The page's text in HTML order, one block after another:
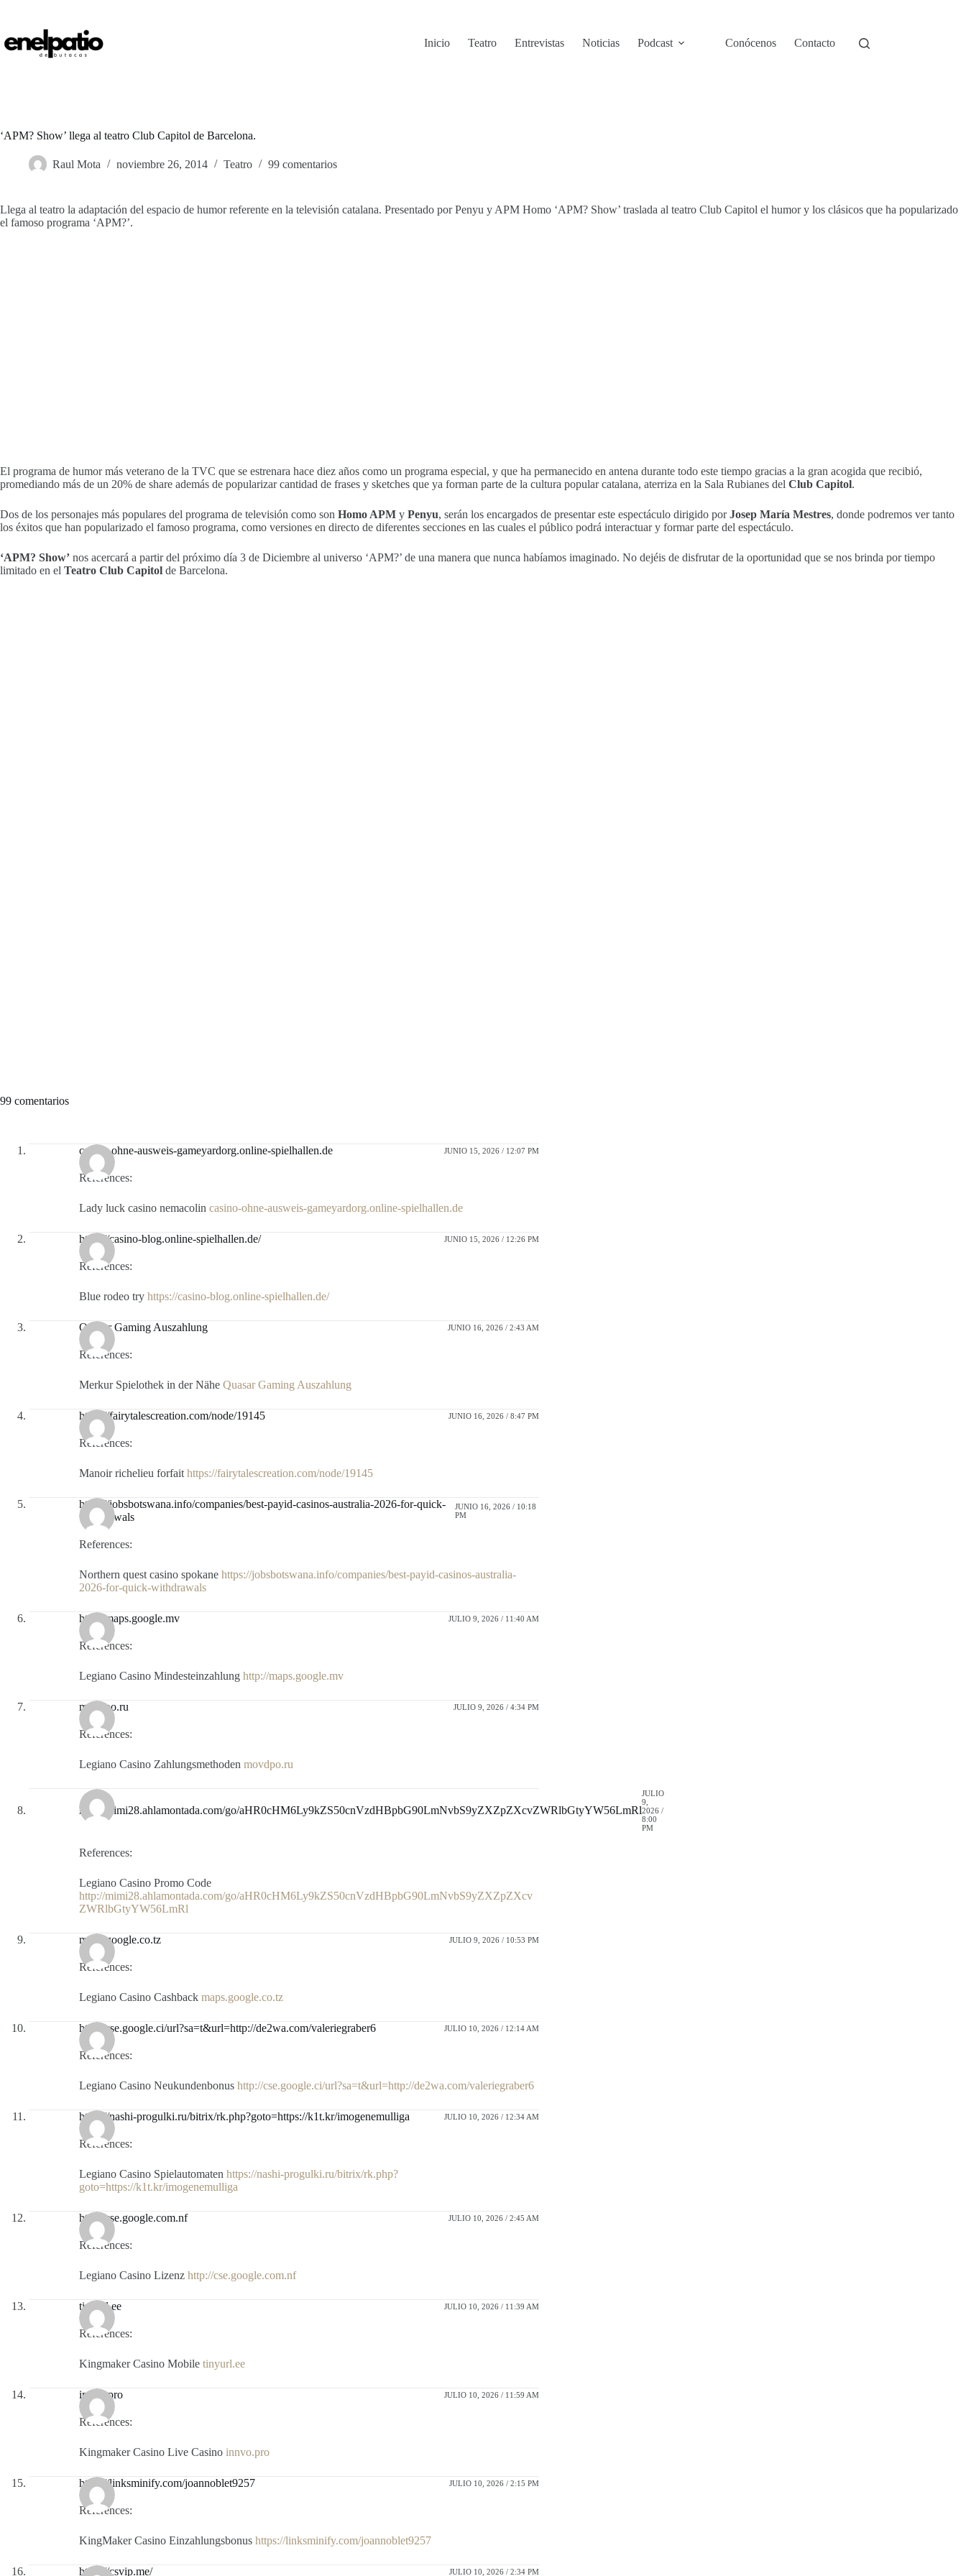
contenido
Inicio
Teatro Entrevistas Noticias Podcast Conócenos Contacto
‘APM? Show’ llega al teatro Club Capitol de Barcelona.
Raul Mota noviembre 26, 2014 Teatro 99 comentarios
Llega al teatro la adaptación del espacio de humor referente en la televisión catalana. Presentado por Penyu y APM Homo ‘APM? Show’ traslada al teatro Club Capitol el humor y los clásicos que ha popularizado
el famoso programa ‘APM?’.
El programa de humor más veterano de la TVC que se estrenara hace diez años como un programa especial, y que ha permanecido en antena durante todo este tiempo gracias a la gran acogida que recibió,
promediando más de un 20% de share además de popularizar cantidad de frases y sketches que ya forman parte de la cultura popular catalana, aterriza en la Sala Rubianes del Club Capitol.
Dos de los personajes más populares del programa de televisión como son Homo APM y Penyu, serán los encargados de presentar este espectáculo dirigido porJosep María Mestres, donde podremos ver tanto
los éxitos que han popularizado el famoso programa, como versiones en directo de diferentes secciones en las cuales el público podrá interactuar y formar parte del espectáculo.
‘APM? Show’ nos acercará a partir del próximo día 3 de Diciembre al universo ‘APM?’ de una manera que nunca habíamos imaginado. No dejéis de disfrutar de la oportunidad que se nos brinda por tiempo
limitado en el Teatro Club Capitol de Barcelona.
99 comentarios
casino-ohne-ausweis-gameyardorg.online-spielhallen.de JUNIO 15, 2026 / 12:07 PM
References:
Lady luck casino nemacolin casino-ohne-ausweis-gameyardorg.online-spielhallen.de
https://casino-blog.online-spielhallen.de/ JUNIO 15, 2026 / 12:26 PM
References:
Blue rodeo try https://casino-blog.online-spielhallen.de/
Quasar Gaming Auszahlung JUNIO 16, 2026 / 2:43 AM
References:
Merkur Spielothek in der Nähe Quasar Gaming Auszahlung
https://fairytalescreation.com/node/19145 JUNIO 16, 2026 / 8:47 PM
References:
Manoir richelieu forfait https://fairytalescreation.com/node/19145
https://jobsbotswana.info/companies/best-payid-casinos-australia-2026-for-quick-
withdrawals
JUNIO 16, 2026 / 10:18
PM
References:
Northern quest casino spokane https://jobsbotswana.info/companies/best-payid-casinos-australia-
2026-for-quick-withdrawals
http://maps.google.mv JULIO 9, 2026 / 11:40 AM
References:
Legiano Casino Mindesteinzahlung http://maps.google.mv
movdpo.ru JULIO 9, 2026 / 4:34 PM
References:
Legiano Casino Zahlungsmethoden movdpo.ru
http://mimi28.ahlamontada.com/go/aHR0cHM6Ly9kZS50cnVzdHBpbG90LmNvbS9yZXZpZXcvZWRlbGtyYW56LmRl
JULIO
9,
2026 /
8:00
PM
References:
Legiano Casino Promo Code
http://mimi28.ahlamontada.com/go/aHR0cHM6Ly9kZS50cnVzdHBpbG90LmNvbS9yZXZpZXcv
ZWRlbGtyYW56LmRl
maps.google.co.tz JULIO 9, 2026 / 10:53 PM
References:
Legiano Casino Cashback maps.google.co.tz
http://cse.google.ci/url?sa=t&url=http://de2wa.com/valeriegraber6 JULIO 10, 2026 / 12:14 AM
References:
Legiano Casino Neukundenbonus http://cse.google.ci/url?sa=t&url=http://de2wa.com/valeriegraber6
https://nashi-progulki.ru/bitrix/rk.php?goto=https://k1t.kr/imogenemulliga JULIO 10, 2026 / 12:34 AM
References:
Legiano Casino Spielautomaten https://nashi-progulki.ru/bitrix/rk.php?
goto=https://k1t.kr/imogenemulliga
http://cse.google.com.nf JULIO 10, 2026 / 2:45 AM
References:
Legiano Casino Lizenz http://cse.google.com.nf
tinyurl.ee JULIO 10, 2026 / 11:39 AM
References:
Kingmaker Casino Mobile tinyurl.ee
innvo.pro JULIO 10, 2026 / 11:59 AM
References:
Kingmaker Casino Live Casino innvo.pro
https://linksminify.com/joannoblet9257 JULIO 10, 2026 / 2:15 PM
References:
KingMaker Casino Einzahlungsbonus https://linksminify.com/joannoblet9257
https://csvip.me/ JULIO 10, 2026 / 2:34 PM